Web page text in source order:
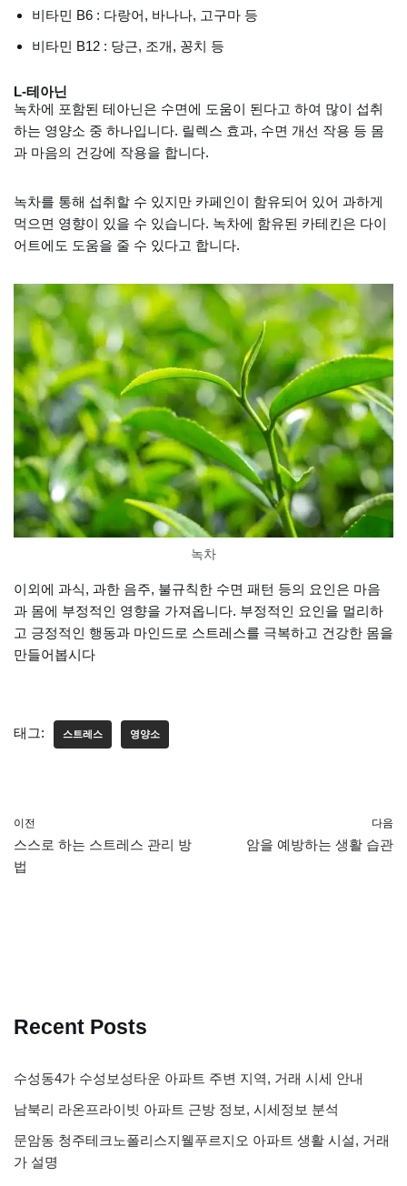
비타민 B6 : 다랑어, 바나나, 고구마 등
비타민 B12 : 당근, 조개, 꽁치 등
L-테아닌
녹차에 포함된 테아닌은 수면에 도움이 된다고 하여 많이 섭취
하는 영양소 중 하나입니다. 릴렉스 효과, 수면 개선 작용 등 몸
과 마음의 건강에 작용을 합니다.
녹차를 통해 섭취할 수 있지만 카페인이 함유되어 있어 과하게
먹으면 영향이 있을 수 있습니다. 녹차에 함유된 카테킨은 다이
어트에도 도움을 줄 수 있다고 합니다.
녹차
이외에 과식, 과한 음주, 불규칙한 수면 패턴 등의 요인은 마음
과 몸에 부정적인 영향을 가져옵니다. 부정적인 요인을 멀리하
고 긍정적인 행동과 마인드로 스트레스를 극복하고 건강한 몸을
만들어봅시다
태그: 스트레스 영양소
이전
스스로 하는 스트레스 관리 방
법
다음
암을 예방하는 생활 습관
Recent Posts
수성동4가 수성보성타운 아파트 주변 지역, 거래 시세 안내
남북리 라온프라이빗 아파트 근방 정보, 시세정보 분석
문암동 청주테크노폴리스지웰푸르지오 아파트 생활 시설, 거래
가 설명